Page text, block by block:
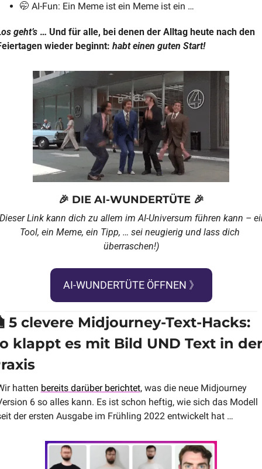
🤭 AI-Fun: Ein Meme ist ein Meme ist ein …
geht’s … Und für alle, bei denen der Alltag heute nach den
wieder beginnt: habt einen guten Start!
🎉 DIE AI-WUNDERTÜTE 🎉
Link kann dich zu allem im AI-Universum führen kann –
Tool, ein Meme, ein Tipp, … sei neugierig und lass dich
überraschen!)
AI-WUNDERTÜTE ÖFFNEN 》
5 clevere Midjourney-Text-Hacks:
klappt es mit Bild UND Text in der
hatten bereits darüber berichtet, was die neue Midjourney
6 so alles kann. Es ist schon heftig, wie sich das Modell
der ersten Ausgabe im Frühling 2022 entwickelt hat …